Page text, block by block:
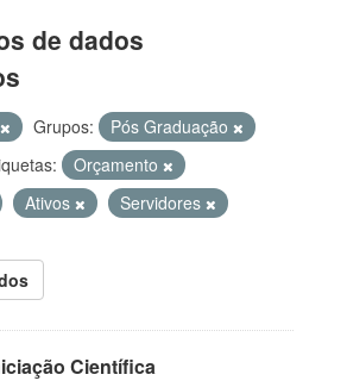
de dados
Grupos:
Pós Graduação
Orçamento
Ativos
Servidores
Científica